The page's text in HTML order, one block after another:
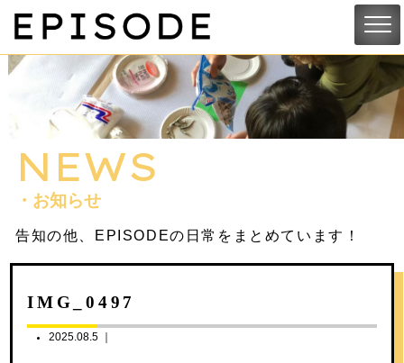
NEWS
・お知らせ
告知の他、EPISODEの日常をまとめています！
IMG_0497
2025.08.5 ｜